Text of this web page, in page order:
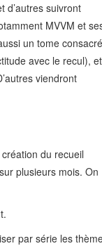
d’autres suivront
MVVM et
un tome consacré
avec le recul), et
viendront
du recueil
plusieurs mois. On
par série les